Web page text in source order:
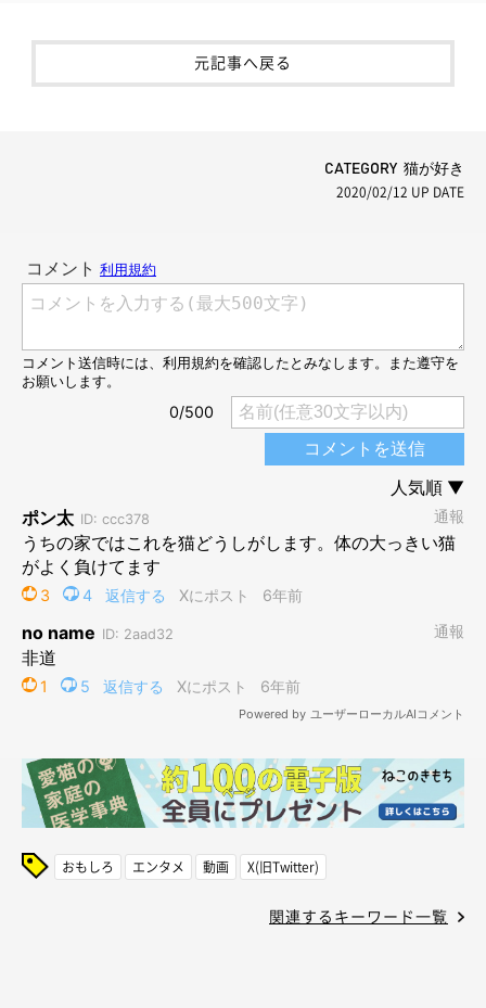
元記事へ戻る
CATEGORY 猫が好き
2020/02/12 UP DATE
おもしろ エンタメ 動画 X(旧Twitter)
関連するキーワード一覧